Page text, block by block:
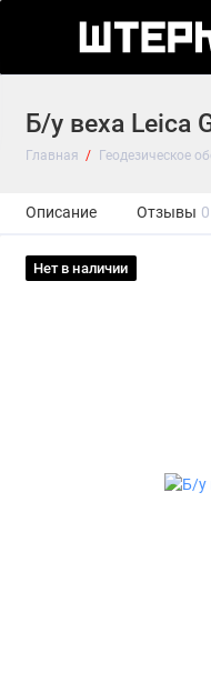
Б/у веха Leica
Главная Геодезическое
Описание Отзывы 0
Нет в наличии